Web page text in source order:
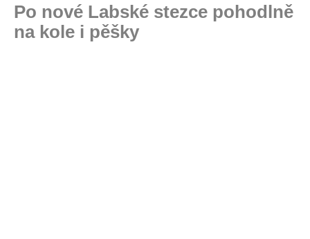
Po nové Labské stezce pohodlně
na kole i pěšky